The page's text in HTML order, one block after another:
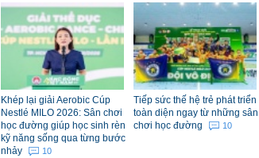
Khép lại giải Aerobic Cúp
Nestlé MILO 2026: Sân chơi
học đường giúp học sinh rèn
kỹ năng sống qua từng bước
nhảy
10
Tiếp sức thế hệ trẻ phát triển
toàn diện ngay từ những sân
chơi học đường
10